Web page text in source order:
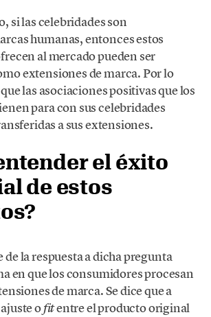
si las celebridades son
humanas, entonces estos
al mercado pueden ser
extensiones de marca. Por lo
las asociaciones positivas que los
para con sus celebridades
a sus extensiones.
el éxito
de estos
de la respuesta a dicha pregunta
en que los consumidores procesan
de marca. Se dice que a
ofitentre el producto original